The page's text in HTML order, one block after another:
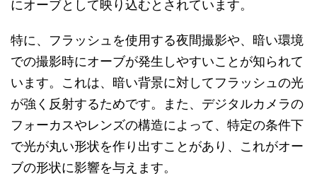
にオーブとして映り込むとされています。
特に、フラッシュを使用する夜間撮影や、暗い環境
での撮影時にオーブが発生しやすいことが知られて
います。これは、暗い背景に対してフラッシュの光
が強く反射するためです。また、デジタルカメラの
フォーカスやレンズの構造によって、特定の条件下
で光が丸い形状を作り出すことがあり、これがオー
ブの形状に影響を与えます。